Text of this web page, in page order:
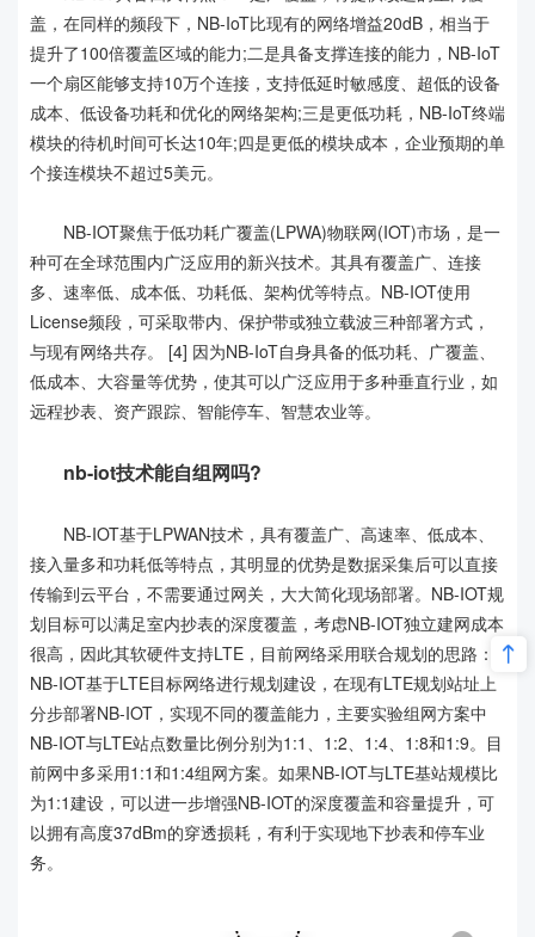
盖，在同样的频段下，NB-IoT比现有的网络增益20dB，相当于
提升了100倍覆盖区域的能力;二是具备支撑连接的能力，NB-IoT
一个扇区能够支持10万个连接，支持低延时敏感度、超低的设备
成本、低设备功耗和优化的网络架构;三是更低功耗，NB-IoT终端
模块的待机时间可长达10年;四是更低的模块成本，企业预期的单
个接连模块不超过5美元。
NB-IOT聚焦于低功耗广覆盖(LPWA)物联网(IOT)市场，是一
种可在全球范围内广泛应用的新兴技术。其具有覆盖广、连接
多、速率低、成本低、功耗低、架构优等特点。NB-IOT使用
License频段，可采取带内、保护带或独立载波三种部署方式，
与现有网络共存。 [4] 因为NB-IoT自身具备的低功耗、广覆盖、
低成本、大容量等优势，使其可以广泛应用于多种垂直行业，如
远程抄表、资产跟踪、智能停车、智慧农业等。
nb-iot技术能自组网吗?
NB-IOT基于LPWAN技术，具有覆盖广、高速率、低成本、
接入量多和功耗低等特点，其明显的优势是数据采集后可以直接
传输到云平台，不需要通过网关，大大简化现场部署。NB-IOT规
划目标可以满足室内抄表的深度覆盖，考虑NB-IOT独立建网成本
很高，因此其软硬件支持LTE，目前网络采用联合规划的思路：
NB-IOT基于LTE目标网络进行规划建设，在现有LTE规划站址上
分步部署NB-IOT，实现不同的覆盖能力，主要实验组网方案中
NB-IOT与LTE站点数量比例分别为1:1、1:2、1:4、1:8和1:9。目
前网中多采用1:1和1:4组网方案。如果NB-IOT与LTE基站规模比
为1:1建设，可以进一步增强NB-IOT的深度覆盖和容量提升，可
以拥有高度37dBm的穿透损耗，有利于实现地下抄表和停车业
务。